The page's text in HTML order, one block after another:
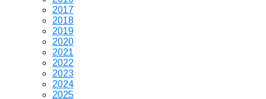
2017
2018
2019
2020
2021
2022
2023
2024
2025